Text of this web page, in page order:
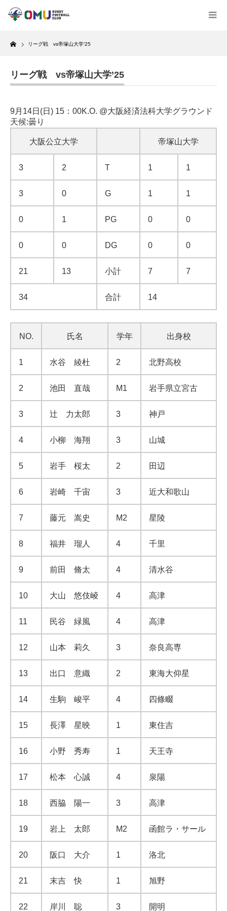
Home
リーグ戦 vs帝塚山大学’25
リーグ戦 vs帝塚山大学’25
9月14日(日) 15：00K.O. @大阪経済法科大学グラウンド
天候:曇り
大阪公立大学 帝塚山大学
3 2 T 1 1
3 0 G 1 1
0 1 PG 0 0
0 0 DG 0 0
21 13 小計 7 7
34 合計 14
NO. 氏名 学年 出身校
1 水谷 綾杜 2 北野高校
2 池田 直哉 M1 岩手県立宮古
3 辻 力太郎 3 神戸
4 小柳 海翔 3 山城
5 岩手 桜太 2 田辺
6 岩崎 千宙 3 近大和歌山
7 藤元 嵩史 M2 星陵
8 福井 瑠人 4 千里
9 前田 脩太 4 清水谷
10 大山 悠伎崚 4 高津
11 民谷 緑風 4 高津
12 山本 莉久 3 奈良高専
13 出口 意織 2 東海大仰星
14 生駒 峻平 4 四條畷
15 長澤 星映 1 東住吉
16 小野 秀寿 1 天王寺
17 松本 心誠 4 泉陽
18 西脇 陽一 3 高津
19 岩上 太郎 M2 函館ラ・サール
20 阪口 大介 1 洛北
21 末吉 快 1 旭野
22 岸川 聡 3 開明